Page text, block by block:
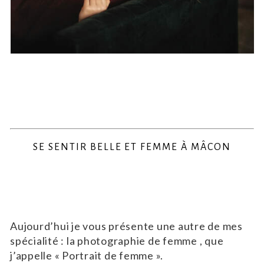
SE SENTIR BELLE ET FEMME À MÂCON
Aujourd’hui je vous présente une autre de mes
spécialité : la photographie de femme , que
j’appelle « Portrait de femme ».